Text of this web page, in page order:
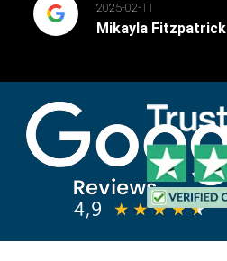
2025-02-11
Mikayla Fitzpatrick